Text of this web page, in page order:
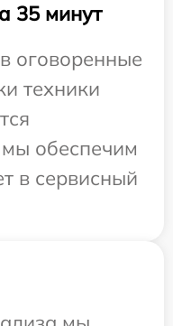
35 минут
оговоренные
техники
обеспечим
в сервисный